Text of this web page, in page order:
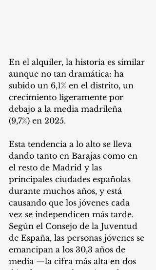
En el alquiler, la historia es similar
aunque no tan dramática: ha
subido un 6,1% en el distrito, un
crecimiento ligeramente por
debajo a la media madrileña
(9,7%) en 2025.
Esta tendencia a lo alto se lleva
dando tanto en Barajas como en
el resto de Madrid y las
principales ciudades españolas
durante muchos años, y está
causando que los jóvenes cada
vez se independicen más tarde.
Según el Consejo de la Juventud
de España, las personas jóvenes se
emancipan a los 30,3 años de
media —la cifra más alta en dos